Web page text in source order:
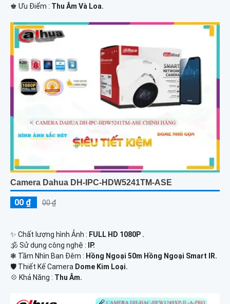
️♚ Ưu Điểm : Thu Âm Và Loa.
Camera Dahua DH-IPC-HDW5241TM-ASE
00 ₫ 00 ₫
✨ Chất lượng hình Ảnh : FULL HD 1080P .
🕉️ Sử dụng công nghệ : IP.
❃ Tầm Nhìn Ban Đêm : Hồng Ngoại 50m Hồng Ngoại Smart IR.
🛡 Thiết Kế Camera Dome Kim Loại.
️💠 Khả Năng : Thu Âm.